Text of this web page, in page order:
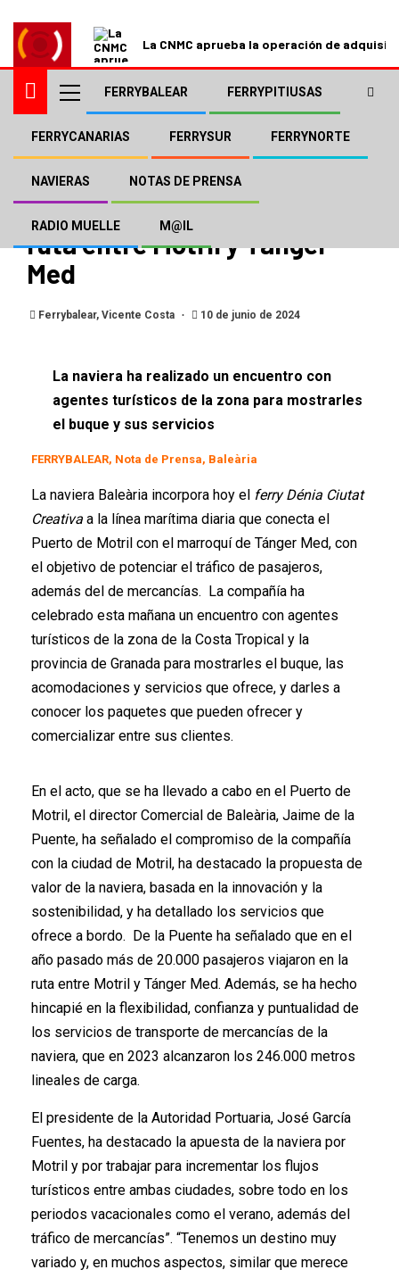
La CNMC aprueba la operación de
FERRYBALEAR FERRYPITIUSAS
FERRYCANARIAS FERRYSUR FERRYNORTE
NAVIERAS NOTAS DE PRENSA
RADIO MUELLE M@IL
Baleària incorpora el ‘ferry
Dénia Ciutat Creativa’ a la
ruta entre Motril y Tánger
Med
Ferrybalear, Vicente Costa 10 de junio de 2024
La naviera ha realizado un encuentro con
agentes turísticos de la zona para mostrarles
el buque y sus servicios
FERRYBALEAR, Nota de Prensa, Baleària
La naviera Baleària incorpora hoy el ferry Dénia Ciutat
Creativa a la línea marítima diaria que conecta el
Puerto de Motril con el marroquí de Tánger Med, con
el objetivo de potenciar el tráfico de pasajeros,
además del de mercancías. La compañía ha
celebrado esta mañana un encuentro con agentes
turísticos de la zona de la Costa Tropical y la
provincia de Granada para mostrarles el buque, las
acomodaciones y servicios que ofrece, y darles a
conocer los paquetes que pueden ofrecer y
comercializar entre sus clientes.
En el acto, que se ha llevado a cabo en el Puerto de
Motril, el director Comercial de Baleària, Jaime de la
Puente, ha señalado el compromiso de la compañía
con la ciudad de Motril, ha destacado la propuesta de
valor de la naviera, basada en la innovación y la
sostenibilidad, y ha detallado los servicios que
ofrece a bordo. De la Puente ha señalado que en el
año pasado más de 20.000 pasajeros viajaron en la
ruta entre Motril y Tánger Med. Además, se ha hecho
hincapié en la flexibilidad, confianza y puntualidad de
los servicios de transporte de mercancías de la
naviera, que en 2023 alcanzaron los 246.000 metros
lineales de carga.
El presidente de la Autoridad Portuaria, José García
Fuentes, ha destacado la apuesta de la naviera por
Motril y por trabajar para incrementar los flujos
turísticos entre ambas ciudades, sobre todo en los
periodos vacacionales como el verano, además del
tráfico de mercancías”. “Tenemos un destino muy
variado y, en muchos aspectos, similar que merece